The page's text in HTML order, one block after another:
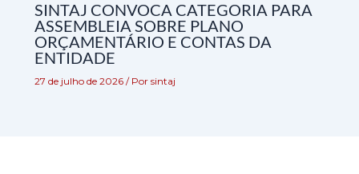
SINTAJ CONVOCA CATEGORIA PARA
ASSEMBLEIA SOBRE PLANO
ORÇAMENTÁRIO E CONTAS DA
ENTIDADE
27 de julho de 2026 / Por sintaj